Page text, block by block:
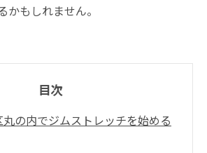
かもしれません。
目次
の内でジムストレッチを始める